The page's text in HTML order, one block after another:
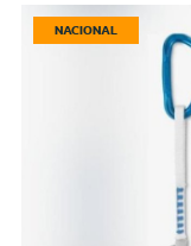
NACIONAL